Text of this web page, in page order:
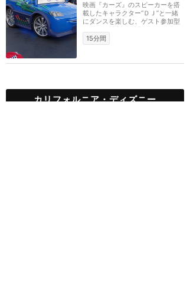
映画『カーズ』のスピーカーを搭
載したキャラクター“ＤＪ”と一緒
にダンスを楽しむ、ゲスト参加型
ショー。1960～197...
15分間
カリフォルニア・ディズニー